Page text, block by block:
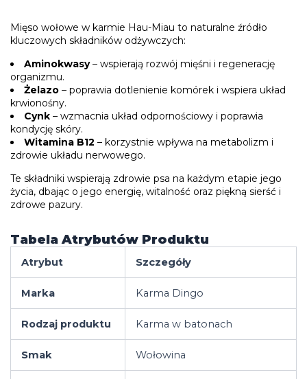
Mięso wołowe w karmie Hau-Miau to naturalne źródło
kluczowych składników odżywczych:
Aminokwasy– wspierają rozwój mięśni i regenerację
organizmu.
Żelazo – poprawia dotlenienie komórek i wspiera układ
krwionośny.
Cynk – wzmacnia układ odpornościowy i poprawia
kondycję skóry.
Witamina B12 – korzystnie wpływa na metabolizm i
zdrowie układu nerwowego.
Te składniki wspierają zdrowie psa na każdym etapie jego
życia, dbając o jego energię, witalność oraz piękną sierść i
zdrowe pazury.
Tabela Atrybutów Produktu
Atrybut Szczegóły
Marka Karma Dingo
Rodzaj produktu Karma w batonach
Smak Wołowina